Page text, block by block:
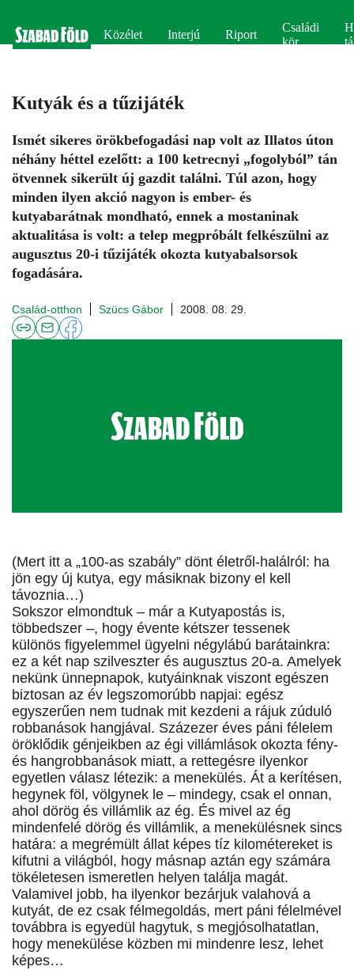
Közélet Interjú Riport
Családi
kör
Kutyák és a tűzijáték
Ismét sikeres örökbefogadási nap volt az Illatos úton
néhány héttel ezelőtt: a 100 ketrecnyi „fogolyból” tán
ötvennek sikerült új gazdit találni. Túl azon, hogy
minden ilyen akció nagyon is ember- és
kutyabarátnak mondható, ennek a mostaninak
aktualitása is volt: a telep megpróbált felkészülni az
augusztus 20-i tűzijáték okozta kutyabalsorsok
fogadására.
Család-otthon Szücs Gábor 2008. 08. 29.
(Mert itt a „100-as szabály” dönt életről-halálról: ha
jön egy új kutya, egy másiknak bizony el kell
távoznia…)
Sokszor elmondtuk – már a Kutyapostás is,
többedszer –, hogy évente kétszer tessenek
különös figyelemmel ügyelni négylábú barátainkra:
ez a két nap szilveszter és augusztus 20-a. Amelyek
nekünk ünnepnapok, kutyáinknak viszont egészen
biztosan az év legszomorúbb napjai: egész
egyszerűen nem tudnak mit kezdeni a rájuk zúduló
robbanások hangjával. Százezer éves páni félelem
öröklődik génjeikben az égi villámlások okozta fény-
és hangrobbanások miatt, a rettegésre ilyenkor
egyetlen válasz létezik: a menekülés. Át a kerítésen,
hegynek föl, völgynek le – mindegy, csak el onnan,
ahol dörög és villámlik az ég. És mivel az ég
mindenfelé dörög és villámlik, a menekülésnek sincs
határa: a megrémült állat képes tíz kilométereket is
kifutni a világból, hogy másnap aztán egy számára
tökéletesen ismeretlen helyen találja magát.
Valamivel jobb, ha ilyenkor bezárjuk valahová a
kutyát, de ez csak félmegoldás, mert páni félelmével
továbbra is egyedül hagytuk, s megjósolhatatlan,
hogy menekülése közben mi mindenre lesz, lehet
képes…